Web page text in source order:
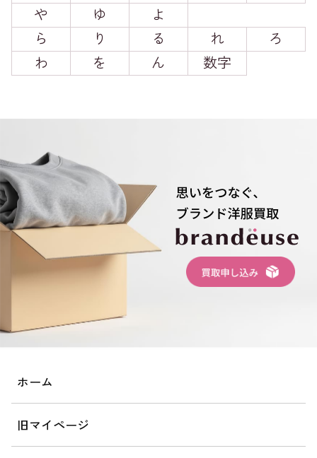
や
ゆ
よ
ら
り る れ
ろ
わ
を ん 数字
ホーム
旧マイページ